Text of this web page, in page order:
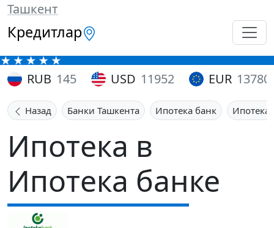
Ташкент
Кредитлар
RUB 145 USD 11952 EUR 13780
Назад Банки Ташкента Ипотека банк Ипотека
Ипотека в
Ипотека банке